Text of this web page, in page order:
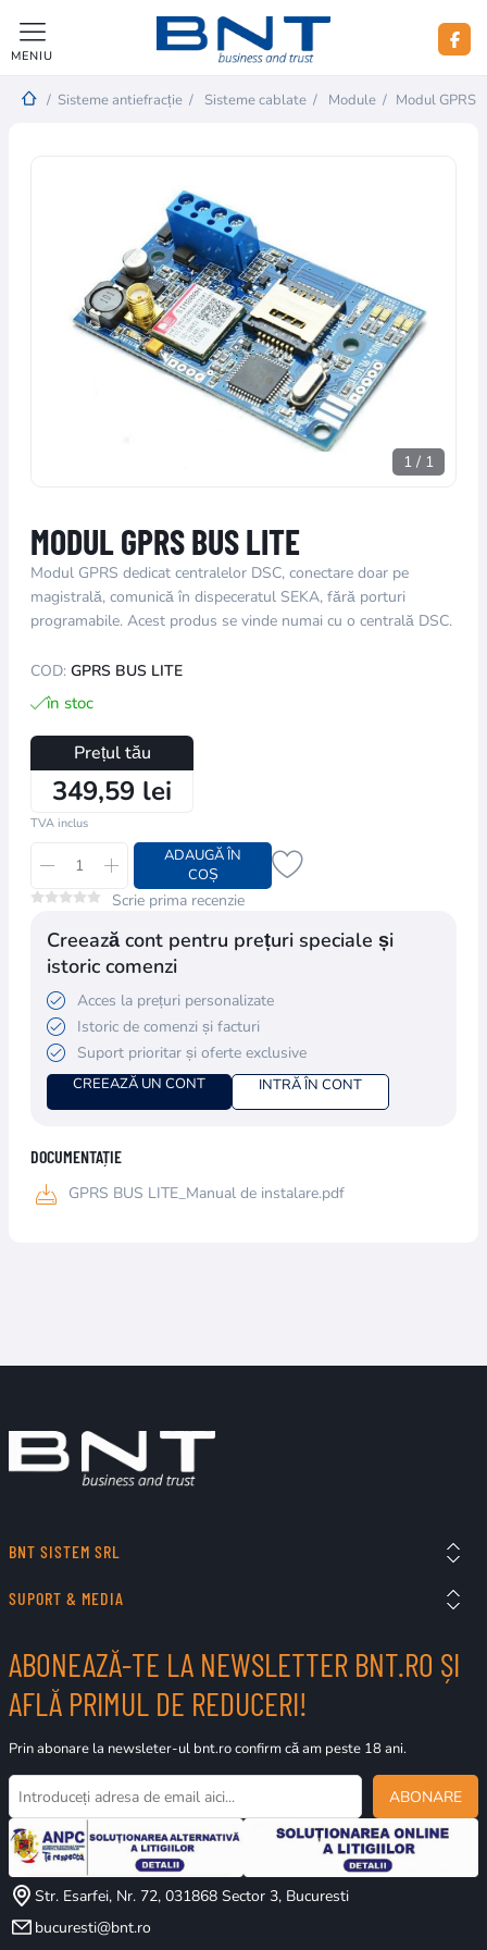
MENIU
/ Sisteme antiefracție / Sisteme cablate / Module / Modul GPRS
1 / 1
MODUL GPRS BUS LITE
Modul GPRS dedicat centralelor DSC, conectare doar pe
magistrală, comunică în dispeceratul SEKA, fără porturi
programabile. Acest produs se vinde numai cu o centrală DSC.
COD: GPRS BUS LITE
în stoc
Prețul tău
349,59 lei
TVA inclus
ADAUGĂ ÎN
COȘ
Scrie prima recenzie
Creează cont pentru prețuri speciale și
istoric comenzi
Acces la prețuri personalizate
Istoric de comenzi și facturi
Suport prioritar și oferte exclusive
CREEAZĂ UN CONT INTRĂ ÎN CONT
DOCUMENTAȚIE
GPRS BUS LITE_Manual de instalare.pdf
BNT SISTEM SRL
SUPORT & MEDIA
ABONEAZĂ-TE LA NEWSLETTER BNT.RO ȘI
AFLĂ PRIMUL DE REDUCERI!
Prin abonare la newsleter-ul bnt.ro confirm că am peste 18 ani.
ABONARE
Str. Esarfei, Nr. 72, 031868 Sector 3, Bucuresti
bucuresti@bnt.ro